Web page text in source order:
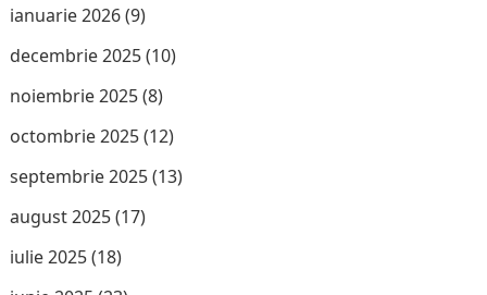
ianuarie 2026(9)
decembrie 2025(10)
noiembrie 2025(8)
octombrie 2025(12)
septembrie 2025(13)
august 2025(17)
iulie 2025(18)